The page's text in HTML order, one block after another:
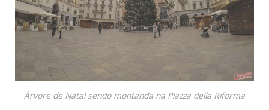
Árvore de Natal sendo montanda na Piazza della Riforma